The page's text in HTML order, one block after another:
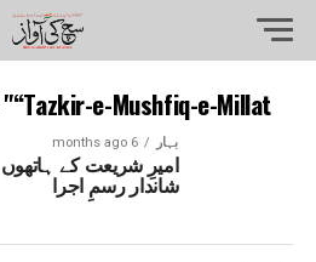
e-Mushfiq-e-Millat”"
بہار 6 months ago
امیرِ شریعت کے ہاتھوں
شاندار رسمِ اجرا